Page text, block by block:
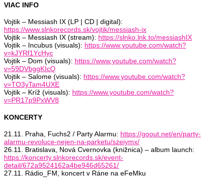
VIAC INFO
Vojtik – Messiash IX (LP | CD | digital):
https://www.slnkorecords.sk/vojtik/messiash-ix
Vojtik – Messiash IX (stream): https://slnko.lnk.to/messiashIX
Vojtik – Incubus (visuals): https://www.youtube.com/watch?
v=kJYRf1YcHyc
Vojtik – Dom (visuals): https://www.youtube.com/watch?
v=59DVbggKIcQ
Vojtik – Salome (visuals): https://www.youtube.com/watch?
v=TO3yTam4UXE
Vojtik – Kríž (visuals): https://www.youtube.com/watch?
v=PR17p9PxWV8
KONCERTY
21.11. Praha, Fuchs2 / Party Alarmu: https://goout.net/en/party-
alarmu-revoluce-nejen-na-parketu/szeiymx/
26.11. Bratislava, Nová Cvernovka (knižnica) – album launch:
https://koncerty.slnkorecords.sk/event-
detail/672a9524162a4be946d65261/
27.11. Rádio_FM, koncert v Ráne na eFeMku